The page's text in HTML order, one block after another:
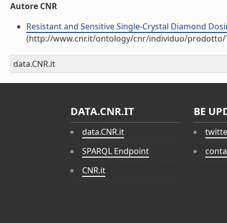
Autore CNR
Resistant and Sensitive Single-Crystal Diamond
(http://www.cnr.it/ontology/cnr/individuo/prodotto/
data.CNR.it
DATA.CNR.IT
data.CNR.it
SPARQL Endpoint
CNR.it
BE